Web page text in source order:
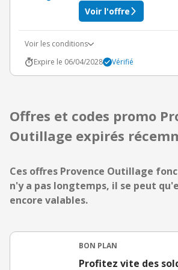
Voir l'offre
Voir les conditions
Expire le 06/04/2028
Vérifié
Offres et codes promo
Outillage expirés
Ces offres Provence Outillage
n'y a pas longtemps, il se peut
encore valables.
BON PLAN
Profitez vite des